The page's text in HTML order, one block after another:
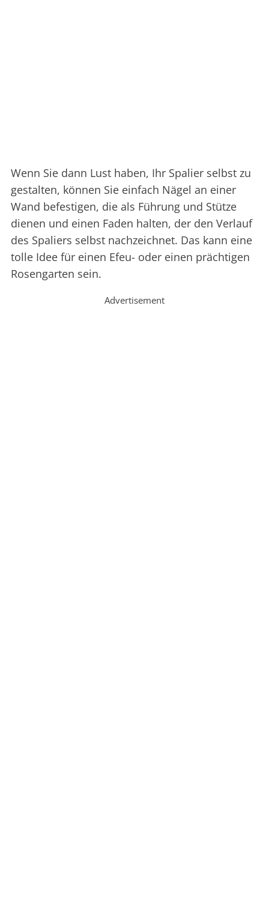
Wenn Sie dann Lust haben, Ihr Spalier selbst zu
gestalten, können Sie einfach Nägel an einer
Wand befestigen, die als Führung und Stütze
dienen und einen Faden halten, der den Verlauf
des Spaliers selbst nachzeichnet. Das kann eine
tolle Idee für einen Efeu- oder einen prächtigen
Rosengarten sein.
Advertisement